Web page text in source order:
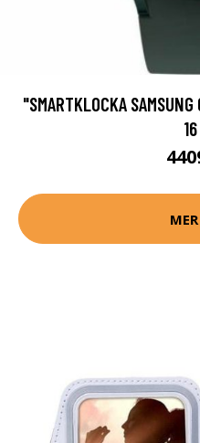
"SMARTKLOCKA